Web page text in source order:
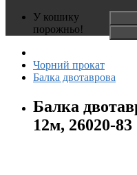
У кошику
порожньо!
Чорний прокат
Балка двотаврова
Балка
12м, 26020-83